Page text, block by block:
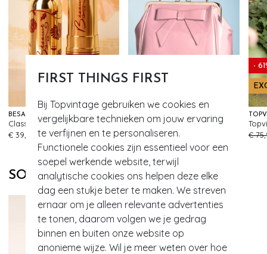
FIRST THINGS FIRST
Bij Topvintage gebruiken we cookies en
vergelijkbare technieken om jouw ervaring
te verfijnen en te personaliseren.
Functionele cookies zijn essentieel voor een
soepel werkende website, terwijl
analytische cookies ons helpen deze elke
dag een stukje beter te maken. We streven
ernaar om je alleen relevante advertenties
te tonen, daarom volgen we je gedrag
binnen en buiten onze website op
anonieme wijze. Wil je meer weten over hoe
BÉSAME COSMETICS
Classic colour lippenstift in kersen rood
€ 39,95
BANNED RETRO
American Vintage Patent tas in roze
€ 59,95
-
€
SOORTGELIJKE PRODUCTEN